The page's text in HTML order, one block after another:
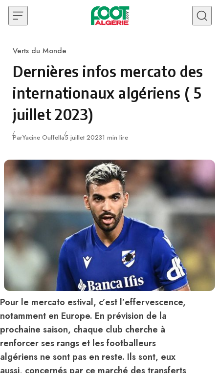
Skip to content
Category
Verts du Monde
Dernières infos mercato des
internationaux algériens ( 5
juillet 2023)
ParYacine OuffellaPublié
5 juillet 20231 min lire
Pour le mercato estival, c’est l’effervescence,
notamment en Europe. En prévision de la
prochaine saison, chaque club cherche à
renforcer ses rangs et les footballeurs
algériens ne sont pas en reste. Ils sont, eux
aussi, concernés par ce marché des transferts